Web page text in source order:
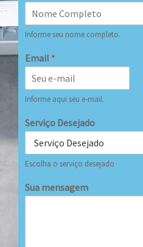
Informe seu nome completo.
Email *
Informe aqui seu e-mail.
Serviço Desejado
Escolha o serviço desejado
Sua mensagem